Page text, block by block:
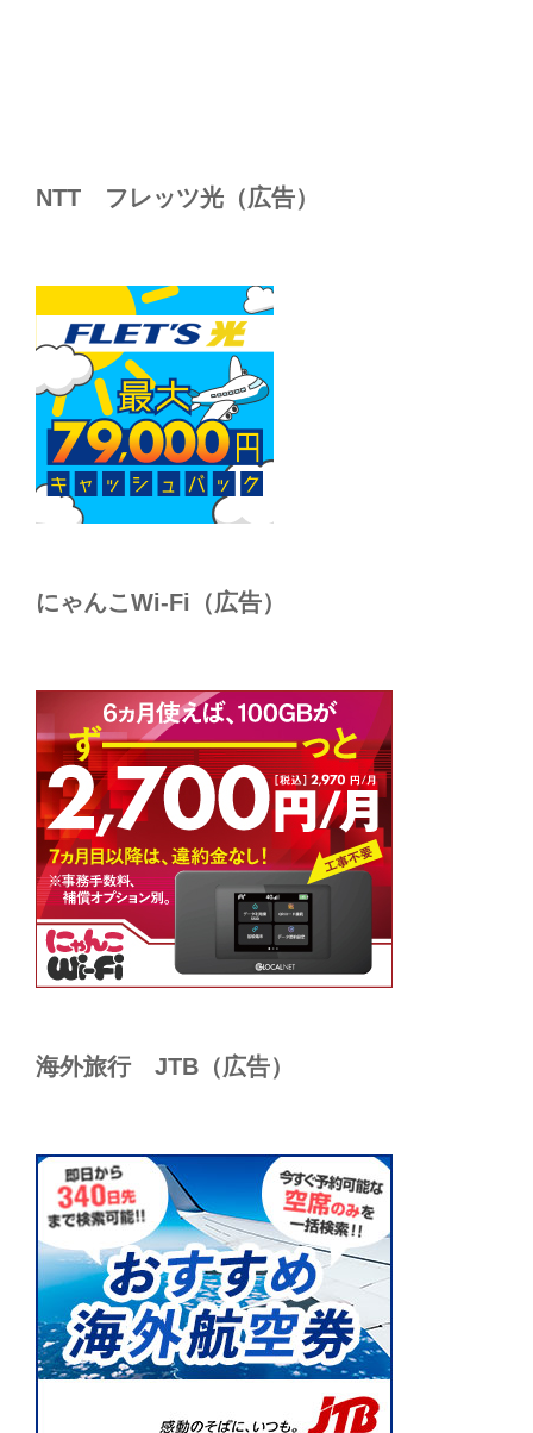
NTT フレッツ光（広告）
にゃんこWi-Fi（広告）
海外旅行 JTB（広告）